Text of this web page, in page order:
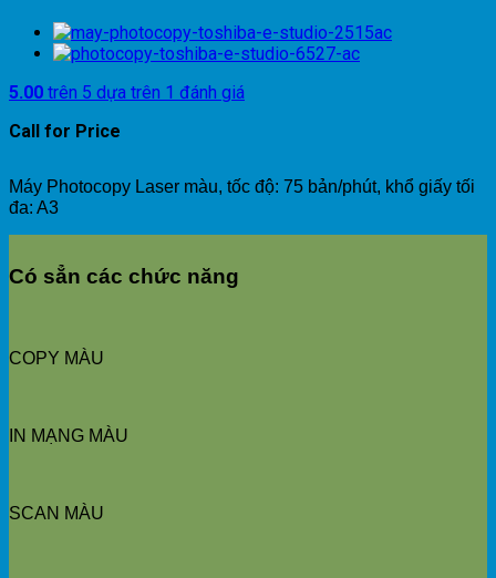
5.00 trên 5 dựa trên 1 đánh giá
Call for Price
Máy Photocopy Laser màu, tốc độ: 75 bản/phút, khổ giấy tối
đa: A3
Có sẳn các chức năng
COPY MÀU
IN MẠNG MÀU
SCAN MÀU